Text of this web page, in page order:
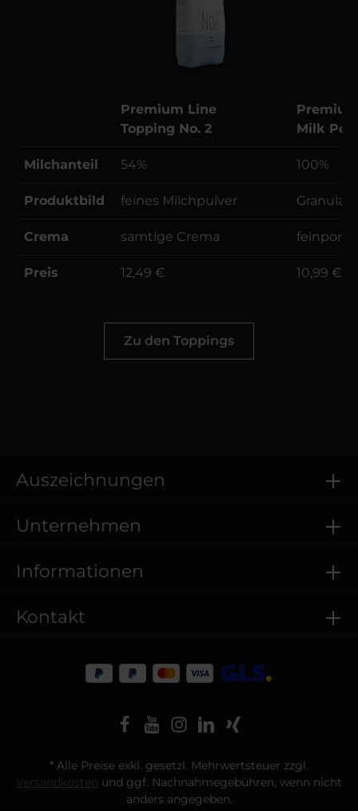
Premium Line
Topping No. 2
Milk
Milchanteil 54% 100%
Produktbild feines Milchpulver Granulat
Crema samtige Crema
Preis 12,49 € 10,99 €
Zu den Toppings
Auszeichnungen
Kontakt
Unternehmen
Informationen
* Alle Preise exkl. gesetzl. Mehrwertsteuer zzgl.
Versandkosten und ggf. Nachnahmegebühren, wenn nicht
anders angegeben.